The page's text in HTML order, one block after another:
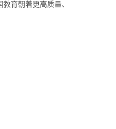
育朝着更高质量、